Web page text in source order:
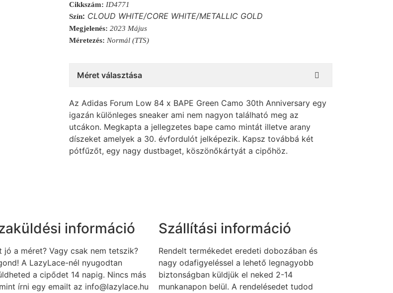
Cikkszám: ID4771
Szín: CLOUD WHITE/CORE WHITE/METALLIC GOLD
Megjelenés: 2023 Május
Méretezés: Normál (TTS)
Méret választása
Az Adidas Forum Low 84 x BAPE Green Camo 30th Anniversary egy
igazán különleges sneaker ami nem nagyon található meg az
utcákon. Megkapta a jellegzetes bape camo mintát illetve arany
díszeket amelyek a 30. évfordulót jelképezik. Kapsz továbbá két
pótfűzőt, egy nagy dustbaget, köszönőkártyát a cipőhöz.
információ
jó a méret? Vagy csak nem tetszik?
A LazyLace-nél nyugodtan
a cipődet 14 napig. Nincs más
írni egy emailt az info@lazylace.hu
Szállítási információ
Rendelt termékedet eredeti dobozában és
nagy odafigyeléssel a lehető legnagyobb
biztonságban küldjük el neked 2-14
munkanapon belül. A rendelésedet tudod